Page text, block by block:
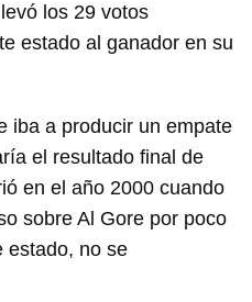
los 29 votos
estado al ganador en su
iba a producir un empate
el resultado final de
en el año 2000 cuando
sobre Al Gore por poco
estado, no se